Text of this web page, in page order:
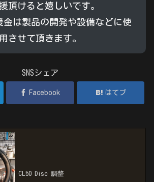
頂けると嬉しいです。
金は製品の開発や設備などに使
用させて頂きます。
SNSシェア
Facebook はてブ
CL50 Disc 調整